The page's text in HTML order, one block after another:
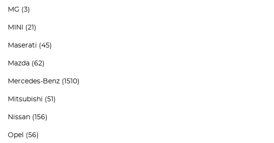
MG (3)
MINI (21)
Maserati (45)
Mazda (62)
Mercedes-Benz (1510)
Mitsubishi (51)
Nissan (156)
Opel (56)